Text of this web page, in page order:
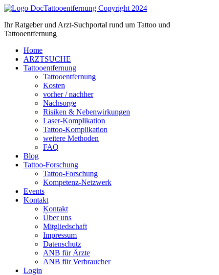
Zum
springen
Ihr Ratgeber und Arzt-Suchportal rund um Tattoo und
Tattooentfernung
Home
ARZTSUCHE
Tattooentfernung
Tattooentfernung
Kosten
vorher / nachher
Nachsorge
Risiken & Nebenwirkungen
Laser-Komplikation
Tattoo-Komplikation
weitere Methoden
FAQ
Blog
Tattoo-Forschung
Tattoo-Forschung
Kompetenz-Netzwerk
Events
Kontakt
Kontakt
Über uns
Mitgliedschaft
Impressum
Datenschutz
ANB für Ärzte
ANB für Verbraucher
Login